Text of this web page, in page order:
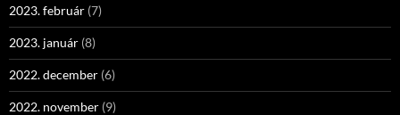
2023. február (7)
2023. január (8)
2022. december (6)
2022. november (9)